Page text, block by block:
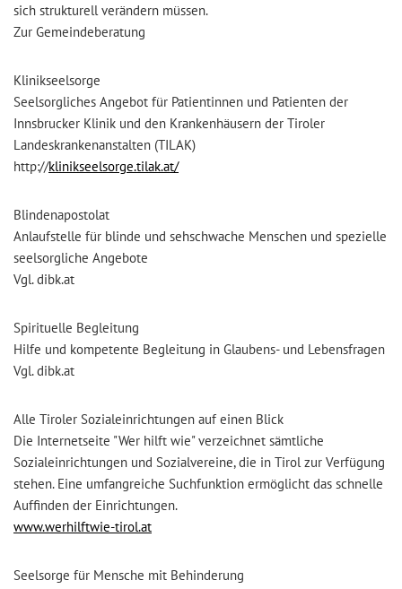
sich strukturell verändern müssen.
Zur Gemeindeberatung
Klinikseelsorge
Seelsorgliches Angebot für Patientinnen und Patienten der
Innsbrucker Klinik und den Krankenhäusern der Tiroler
Landeskrankenanstalten (TILAK)
http://klinikseelsorge.tilak.at/
Blindenapostolat
Anlaufstelle für blinde und sehschwache Menschen und spezielle
seelsorgliche Angebote
Vgl. dibk.at
Spirituelle Begleitung
Hilfe und kompetente Begleitung in Glaubens- und Lebensfragen
Vgl. dibk.at
Alle Tiroler Sozialeinrichtungen auf einen Blick
Die Internetseite "Wer hilft wie" verzeichnet sämtliche
Sozialeinrichtungen und Sozialvereine, die in Tirol zur Verfügung
stehen. Eine umfangreiche Suchfunktion ermöglicht das schnelle
Auffinden der Einrichtungen.
www.werhilftwie-tirol.at
Seelsorge für Mensche mit Behinderung